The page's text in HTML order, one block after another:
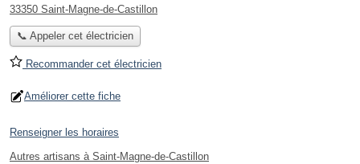
33350 Saint-Magne-de-Castillon
📞 Appeler cet électricien
Recommander cet électricien
Améliorer cette fiche
Renseigner les horaires
Autres artisans à Saint-Magne-de-Castillon